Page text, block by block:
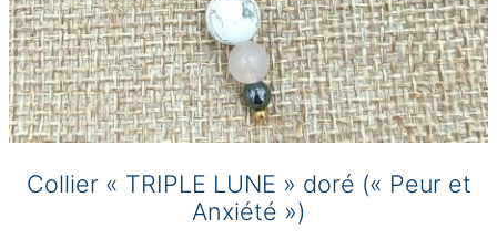
Collier « TRIPLE LUNE » doré (« Peur et
Anxiété »)